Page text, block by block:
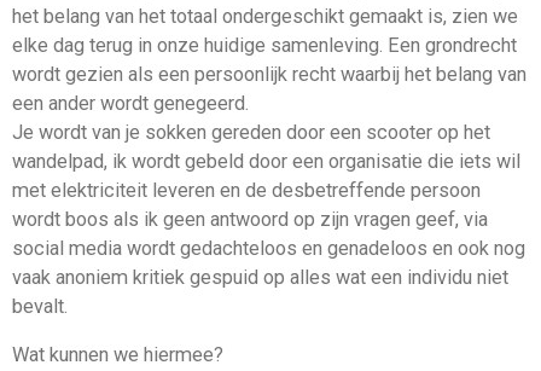
het belang van het totaal ondergeschikt gemaakt is, zien we
elke dag terug in onze huidige samenleving. Een grondrecht
wordt gezien als een persoonlijk recht waarbij het belang van
een ander wordt genegeerd.
Je wordt van je sokken gereden door een scooter op het
wandelpad, ik wordt gebeld door een organisatie die iets wil
met elektriciteit leveren en de desbetreffende persoon
wordt boos als ik geen antwoord op zijn vragen geef, via
social media wordt gedachteloos en genadeloos en ook nog
vaak anoniem kritiek gespuid op alles wat een individu niet
bevalt.
Wat kunnen we hiermee?